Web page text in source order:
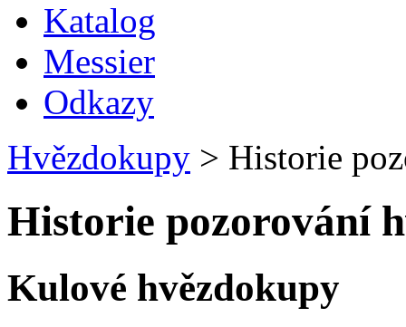
Katalog
Messier
Odkazy
Hvězdokupy > Historie
Historie pozorování
Kulové hvězdokupy